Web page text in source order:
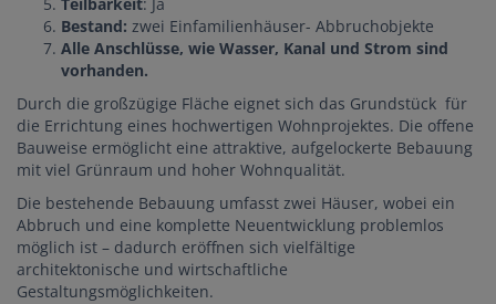
Bestand: zwei Einfamilienhäuser- Abbruchobjekte
Alle Anschlüsse, wie Wasser, Kanal und Strom sind
vorhanden.
Durch die großzügige Fläche eignet sich das Grundstück für
die Errichtung eines hochwertigen Wohnprojektes. Die offene
Bauweise ermöglicht eine attraktive, aufgelockerte Bebauung
mit viel Grünraum und hoher Wohnqualität.
Die bestehende Bebauung umfasst zwei Häuser, wobei ein
Abbruch und eine komplette Neuentwicklung problemlos
möglich ist – dadurch eröffnen sich vielfältige
architektonische und wirtschaftliche
Gestaltungsmöglichkeiten.